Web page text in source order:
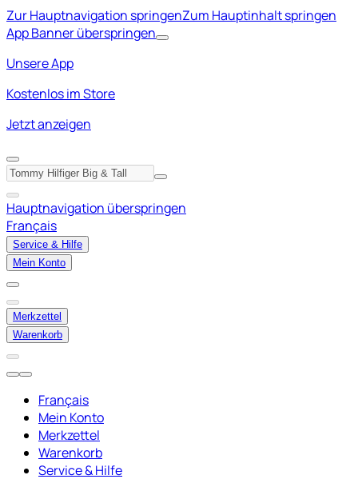
Zur Hauptnavigation springenZum Hauptinhalt springen
App Banner überspringen
Unsere App
Kostenlos im Store
Jetzt anzeigen
Hauptnavigation überspringen
Français
Service & Hilfe
Mein Konto
Merkzettel
Warenkorb
Français
Mein Konto
Merkzettel
Warenkorb
Service & Hilfe